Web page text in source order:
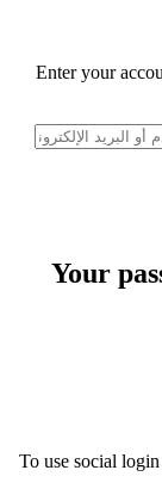
Enter your
Your
To use social